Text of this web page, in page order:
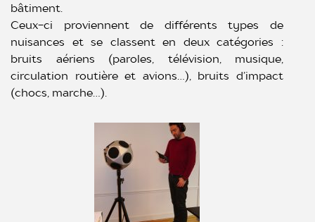
bâtiment.
Ceux-ci proviennent de différents types de
nuisances et se classent en deux catégories :
bruits aériens (paroles, télévision, musique,
circulation routière et avions…), bruits d’impact
(chocs, marche…).